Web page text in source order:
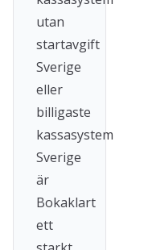
utan
startavgift
Sverige
eller
billigaste
kassasystem
Sverige
är
Bokaklart
ett